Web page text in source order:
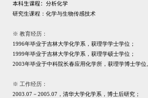
本科生课程：分析化学
研究生课程： 化学与生物传感技术
※ 教育经历：
1996年毕业于吉林大学化学系，获理学学士学位；
1999年毕业于吉林大学化学系，获理学硕士学位；
2003年毕业于中科院长春应用化学所，获理学博士学位
※ 工作经历：
2003.07 － 2005.07 ，清华大学化学系，博士后研究；